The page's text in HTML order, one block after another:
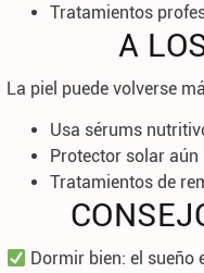
Tratamientos
A
La piel puede volverse
Usa sérums
Protector solar
Tratamientos de
Dormir bien: el